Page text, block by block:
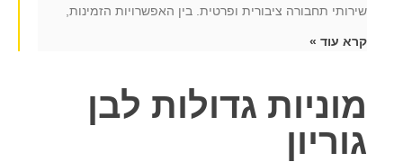
שירותי תחבורה ציבורית ופרטית. בין האפשרויות הזמינות,
קרא עוד »
מוניות גדולות לבן
גוריון